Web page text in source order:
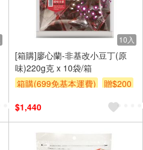
10入
[箱購]廖心蘭-非基改小豆丁(原
味)220g克 x 10袋/箱
箱購(699免基本運費)
贈$200
$1,440